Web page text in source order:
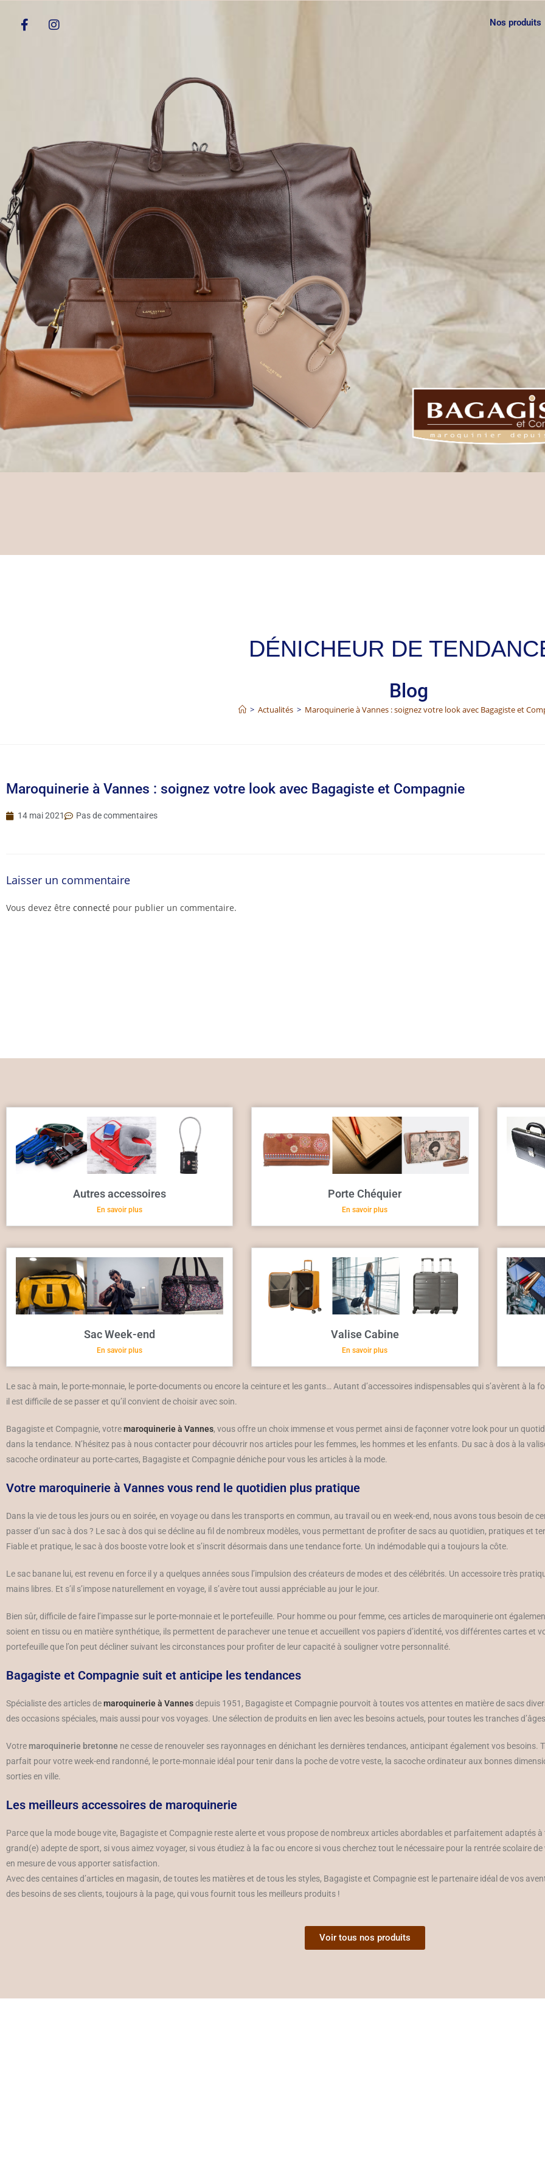
Nos produits
Blog
> Actualités > Maroquinerie à Vannes : soignez votre look avec Bagagiste et
Maroquinerie à Vannes : soignez votre look avec Bagagiste et Compagnie
14 mai 2021 Pas de commentaires
Laisser un commentaire
Vous devez être connecté pour publier un commentaire.
Autres accessoires
En savoir plus
Porte Chéquier
En savoir plus
Sac Week-end
En savoir plus
Valise Cabine
En savoir plus
Le sac à main, le porte-monnaie, le porte-documents ou encore la ceinture et les gants… Autant d’accessoires indispensables qui s’avèrent à la
il est difficile de se passer et qu’il convient de choisir avec soin.
Bagagiste et Compagnie, votremaroquinerie à Vannes, vous offre un choix immense et vous permet ainsi de façonner votre look pour un
dans la tendance. N’hésitez pas à nous contacter pour découvrir nos articles pour les femmes, les hommes et les enfants. Du sac à dos à la
sacoche ordinateur au porte-cartes, Bagagiste et Compagnie déniche pour vous les articles à la mode.
Votre maroquinerie à Vannes vous rend le quotidien plus pratique
Dans la vie de tous les jours ou en soirée, en voyage ou dans les transports en commun, au travail ou en week-end, nous avons tous besoin de
passer d’un sac à dos ? Le sac à dos qui se décline au fil de nombreux modèles, vous permettant de profiter de sacs au quotidien, pratiques et
Fiable et pratique, le sac à dos booste votre look et s’inscrit désormais dans une tendance forte. Un indémodable qui a toujours la côte.
Le sac banane lui, est revenu en force il y a quelques années sous l’impulsion des créateurs de modes et des célébrités. Un accessoire très
mains libres. Et s’il s’impose naturellement en voyage, il s’avère tout aussi appréciable au jour le jour.
Bien sûr, difficile de faire l’impasse sur le porte-monnaie et le portefeuille. Pour homme ou pour femme, ces articles de maroquinerie ont
soient en tissu ou en matière synthétique, ils permettent de parachever une tenue et accueillent vos papiers d’identité, vos différentes cartes et
portefeuille que l’on peut décliner suivant les circonstances pour profiter de leur capacité à souligner votre personnalité.
Bagagiste et Compagnie suit et anticipe les tendances
Spécialiste des articles demaroquinerie à Vannesdepuis 1951, Bagagiste et Compagnie pourvoit à toutes vos attentes en matière de sacs
des occasions spéciales, mais aussi pour vos voyages. Une sélection de produits en lien avec les besoins actuels, pour toutes les tranches
Votre maroquinerie bretonne ne cesse de renouveler ses rayonnages en dénichant les dernières tendances, anticipant également vos besoins.
parfait pour votre week-end randonné, le porte-monnaie idéal pour tenir dans la poche de votre veste, la sacoche ordinateur aux bonnes
sorties en ville.
Les meilleurs accessoires de maroquinerie
Parce que la mode bouge vite, Bagagiste et Compagnie reste alerte et vous propose de nombreux articles abordables et parfaitement adaptés
grand(e) adepte de sport, si vous aimez voyager, si vous étudiez à la fac ou encore si vous cherchez tout le nécessaire pour la rentrée scolaire
en mesure de vous apporter satisfaction.
Avec des centaines d’articles en magasin, de toutes les matières et de tous les styles, Bagagiste et Compagnie est le partenaire idéal de vos
des besoins de ses clients, toujours à la page, qui vous fournit tous les meilleurs produits !
Voir tous nos produits